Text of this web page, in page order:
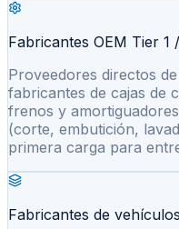
Fabricantes OEM Tier 1
Proveedores directos
fabricantes de cajas de
frenos y
(corte, embutición,
primera carga para
Fabricantes de